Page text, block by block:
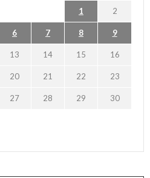
1 2
6 7 8 9
13 14 15 16
20 21 22 23
27 28 29 30